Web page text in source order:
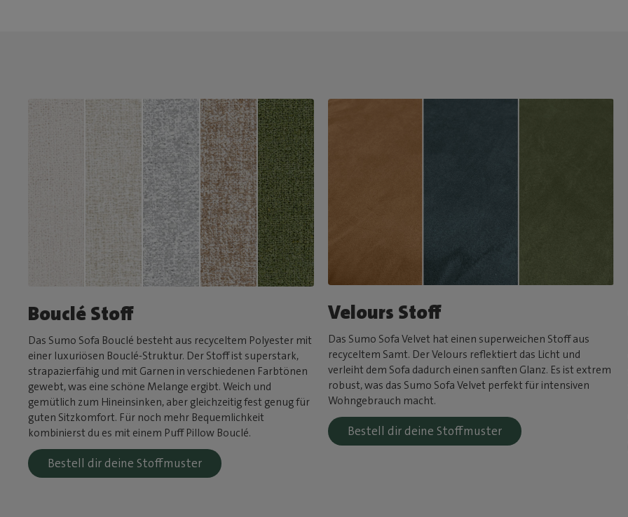
Bouclé Stoff
Das Sumo Sofa Bouclé besteht aus recyceltem Polyester mit
einer luxuriösen Bouclé-Struktur. Der Stoff ist superstark,
strapazierfähig und mit Garnen in verschiedenen Farbtönen
gewebt, was eine schöne Melange ergibt. Weich und
gemütlich zum Hineinsinken, aber gleichzeitig fest genug für
guten Sitzkomfort. Für noch mehr Bequemlichkeit
kombinierst du es mit einem Puff Pillow Bouclé.
Bestell dir deine Stoffmuster
Velours Stoff
Das Sumo Sofa Velvet hat einen superweichen Stoff aus
recyceltem Samt. Der Velours reflektiert das Licht und
verleiht dem Sofa dadurch einen sanften Glanz. Es ist extrem
robust, was das Sumo Sofa Velvet perfekt für intensiven
Wohngebrauch macht.
Bestell dir deine Stoffmuster